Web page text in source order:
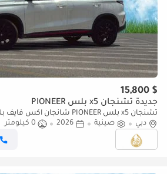
$ 15,800
جديدة تشنجان x5 بلس PIONEER
تشنجان x5 بلس PIONEER شانجان اكس فايف بلص
دبي
صينية 2026
0 كيلومتر